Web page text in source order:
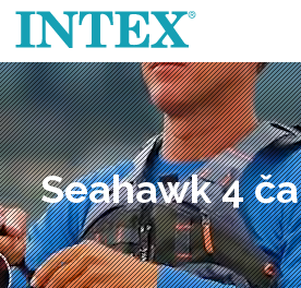
Seahawk 4